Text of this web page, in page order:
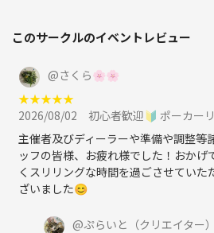
このサークルのイベントレビュー
@さくら🌸🌸
★★★★★
2026/08/02
初心者歓迎🔰 ポーカーリング&トー
主催者及びディーラーや準備や調整等
ッフの皆様、お疲れ様でした！おかげ
くスリリングな時間を過ごさせてい
ざいました😊
@ぷらいと （クリエイター）